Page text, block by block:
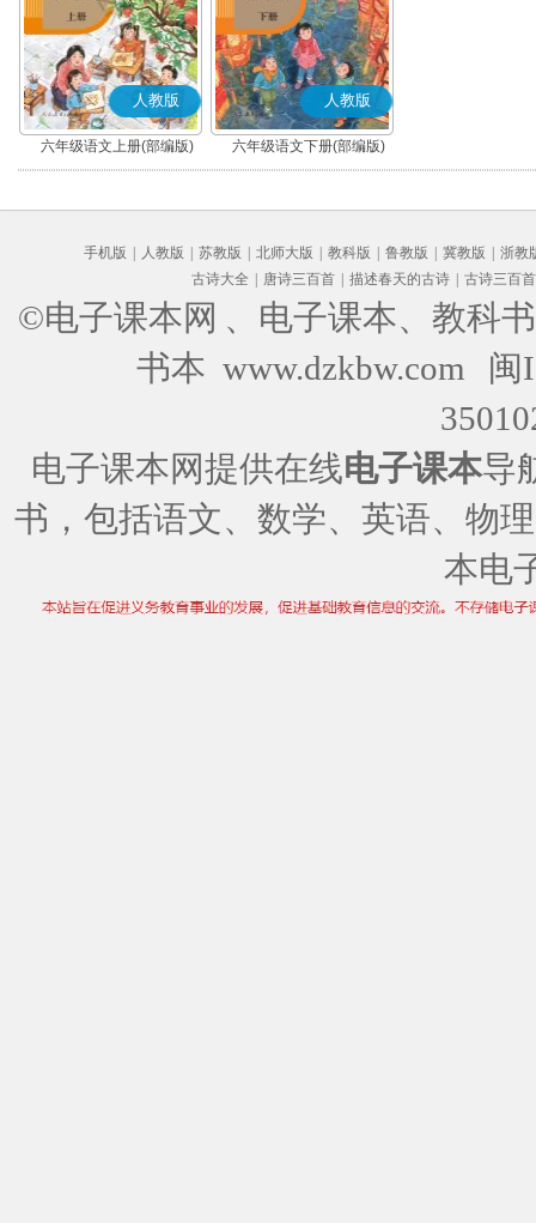
人教版
六年级语文上册(部编版)
人教版
六年级语文下册(部编版)
手机版 人教版 苏教版 北师大版 教科版 鲁教版 冀教版
浙教
古诗大全
唐诗三百首 描述春天的古诗 古诗三百首
©电子课本网 、电子课本、教科
书本 www.dzkbw.com
闽
电子课本网提供在线电子课本导
书，包括语文、数学、英语、物
本电